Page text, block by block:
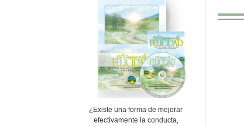
¿Existe una forma de mejorar
efectivamente la conducta,